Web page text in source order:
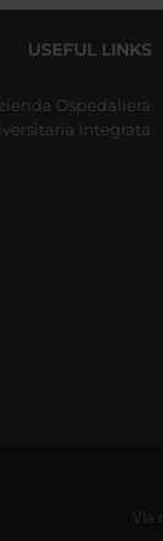
USEFUL LINKS
Ospedaliera
Integrata
Via